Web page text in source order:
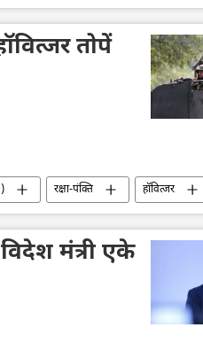
तोपें
रक्षा-पंक्ति
हॉवित्जर
आत्मरक्षा आत्मनिर्भर भारत
मंत्री एके